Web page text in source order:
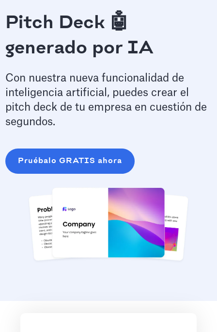
Pitch Deck 🤖
generado por IA
Con nuestra nueva funcionalidad de
inteligencia artificial, puedes crear el
pitch deck de tu empresa en cuestión de
segundos.
Pruébalo GRATIS ahora